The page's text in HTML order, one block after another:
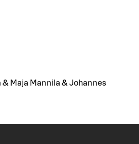
Maja Mannila & Johannes